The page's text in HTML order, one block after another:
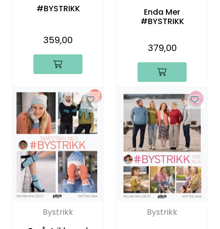
#BYSTRIKK
359,00
Enda Mer
#BYSTRIKK
379,00
Bystrikk
Bystrikk